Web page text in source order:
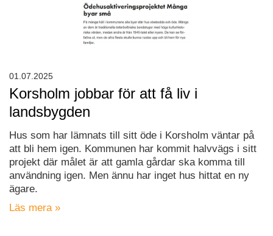
Korsholm jobbar för att få liv i
landsbygden
Hus som har lämnats till sitt öde i Korsholm väntar på
att bli hem igen. Kommunen har kommit halvvägs i sitt
projekt där målet är att gamla gårdar ska komma till
användning igen. Men ännu har inget hus hittat en ny
ägare.
Läs mera »
01.07.2025